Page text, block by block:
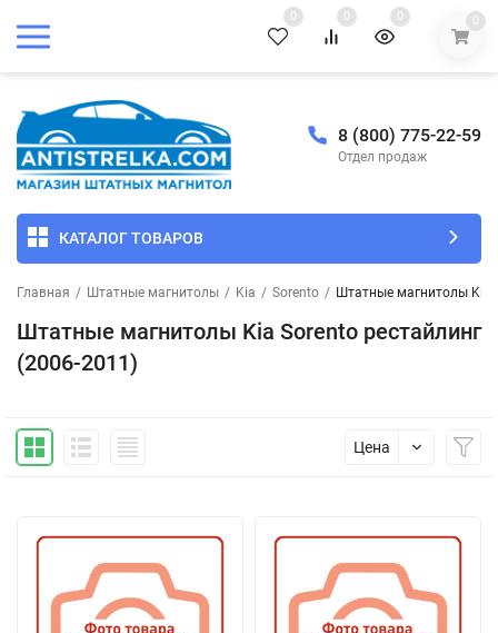
0 0 0 0
8 (800) 775-22-59
Отдел продаж
КАТАЛОГ ТОВАРОВ
Главная / Штатные магнитолы / Kia / Sorento / Штатные магнитолы Kia
Штатные магнитолы Kia Sorento рестайлинг
(2006-2011)
Цена